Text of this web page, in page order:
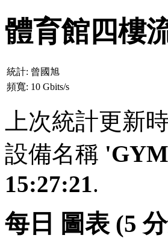
體育館四樓
統計: 曾國旭
頻寬: 10 Gbits/s
上次統計更新
設備名稱
15:27:21.
每日 圖表 (5